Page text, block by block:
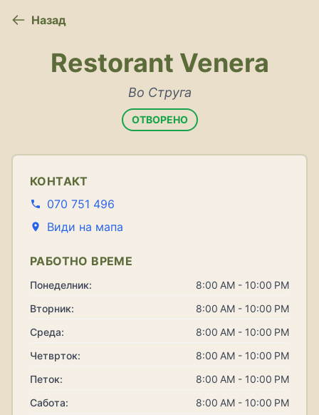
Назад
Restorant Venera
Во Струга
ОТВОРЕНО
КОНТАКТ
070 751 496
Види на мапа
РАБОТНО ВРЕМЕ
Понеделник:
8:00 AM - 10:00 PM
Вторник:
8:00 AM - 10:00 PM
Среда:
8:00 AM - 10:00 PM
Четврток:
8:00 AM - 10:00 PM
Петок:
8:00 AM - 10:00 PM
Сабота:
8:00 AM - 10:00 PM